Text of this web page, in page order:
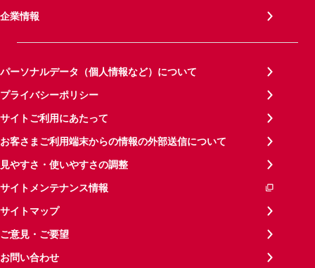
企業情報
パーソナルデータ（個人情報など）について
プライバシーポリシー
サイトご利用にあたって
お客さまご利用端末からの情報の外部送信について
見やすさ・使いやすさの調整
サイトメンテナンス情報
サイトマップ
ご意見・ご要望
お問い合わせ